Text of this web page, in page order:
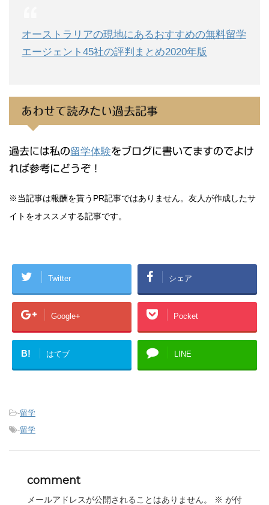
オーストラリアの現地にあるおすすめの無料留学
エージェント45社の評判まとめ2020年版
あわせて読みたい過去記事
過去には私の留学体験をブログに書いてますのでよけ
れば参考にどうぞ！
※当記事は報酬を貰うPR記事ではありません。友人が作成したサ
イトをオススメする記事です。
Twitter シェア
Google+ Pocket
B! はてブ LINE
-留学
-留学
comment
メールアドレスが公開されることはありません。 ※ が付